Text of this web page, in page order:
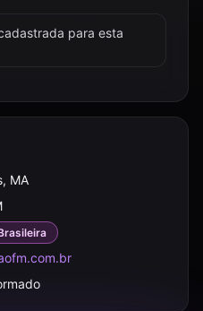
para esta
MA